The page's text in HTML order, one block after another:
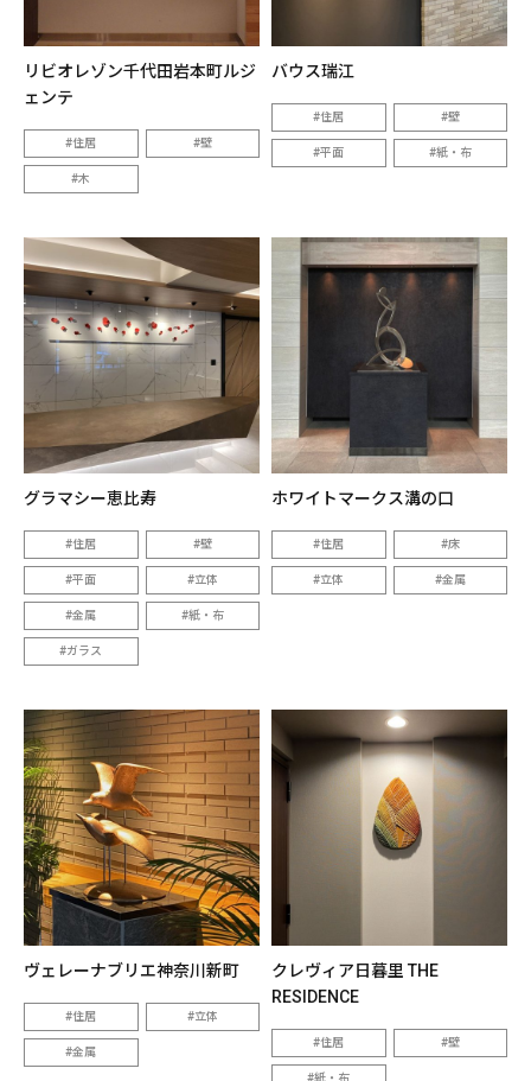
リビオレゾン千代田岩本町ルジ
ェンテ
住居 壁
木
バウス瑞江
住居 壁
平面 紙・布
グラマシー恵比寿
住居 壁
平面 立体
金属 紙・布
ガラス
ホワイトマークス溝の口
住居 床
立体 金属
ヴェレーナブリエ神奈川新町
住居 立体
金属
クレヴィア日暮里 THE
RESIDENCE
住居 壁
紙・布